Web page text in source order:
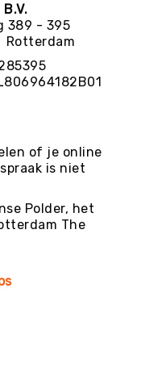
389 - 395
Rotterdam
of je online
is niet
Polder, het
The